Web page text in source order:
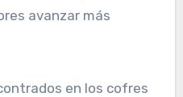
avanzar más
en los cofres